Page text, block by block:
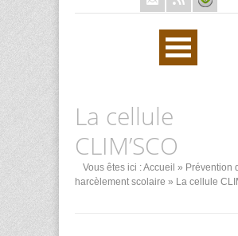
La cellule
CLIM’SCO
Vous êtes ici :Accueil » Prévention
harcèlement scolaire » La cellule